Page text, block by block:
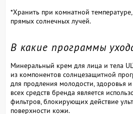
*Хранить при комнатной
прямых солнечных лучей.
В какие программы
Минеральный крем для лица и тела
из компонентов солнцезащитной
для продления молодости, здоровья
всех средств бренда является
фильтров, блокирующих действие
поверхности кожи.